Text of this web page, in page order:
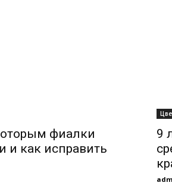
фиалки
и как исправить
9